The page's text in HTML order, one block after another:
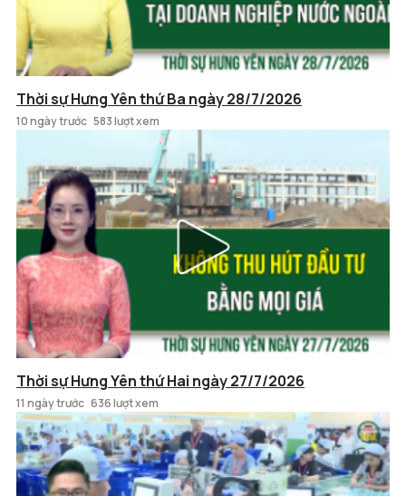
Thời sự Hưng Yên thứ Ba ngày 28/7/2026
10 ngày trước 583 lượt xem
Thời sự Hưng Yên thứ Hai ngày 27/7/2026
11 ngày trước 636 lượt xem